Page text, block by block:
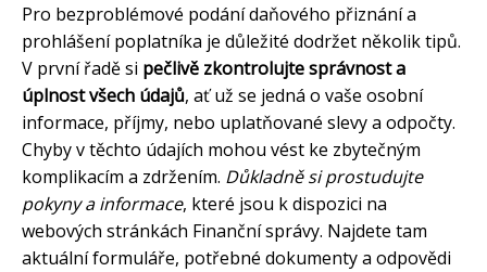
Pro bezproblémové podání daňového přiznání a
prohlášení poplatníka je důležité dodržet několik tipů.
V první řadě si pečlivě zkontrolujte správnost a
úplnost všech údajů, ať už se jedná o vaše osobní
informace, příjmy, nebo uplatňované slevy a odpočty.
Chyby v těchto údajích mohou vést ke zbytečným
komplikacím a zdržením. Důkladně si prostudujte
pokyny a informace, které jsou k dispozici na
webových stránkách Finanční správy. Najdete tam
aktuální formuláře, potřebné dokumenty a odpovědi